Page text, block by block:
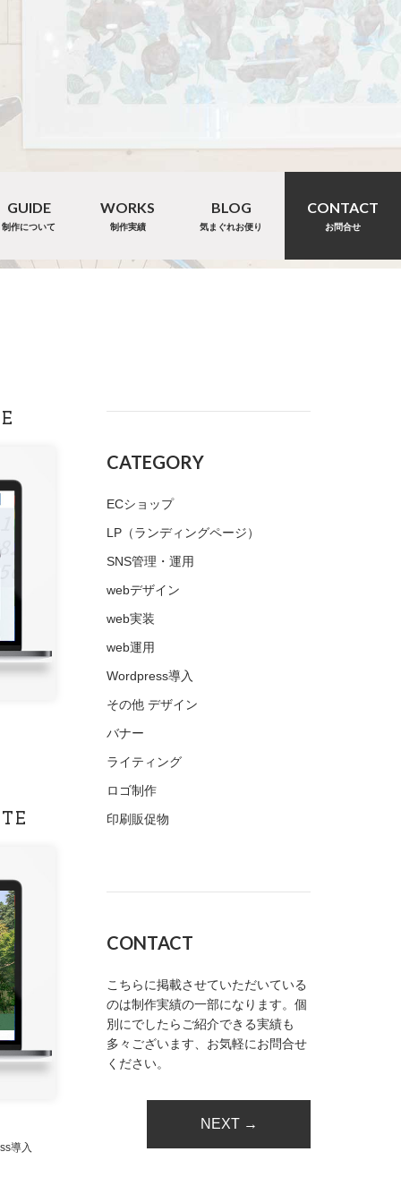
GUIDE
制作について
WORKS
制作実績
BLOG
気まぐれお便り
CONTACT
お問合せ
導入
CATEGORY
ECショップ
LP（ランディングページ）
SNS管理・運用
webデザイン
web実装
web運用
Wordpress導入
その他 デザイン
バナー
ライティング
ロゴ制作
印刷販促物
CONTACT
こちらに掲載させていただいている
のは制作実績の一部になります。個
別にでしたらご紹介できる実績も
多々ございます、お気軽にお問合せ
ください。
NEXT →